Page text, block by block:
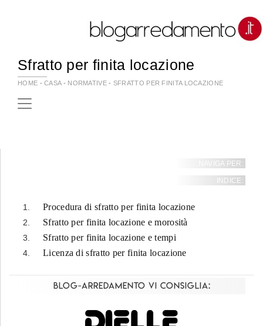
Sfratto per finita locazione
HOME -CASA- NORMATIVE - SFRATTO PER FINITA LOCAZIONE
NAVIGA PER:
INDICE:
Procedura di sfratto per finita locazione
Sfratto per finita locazione e morosità
Sfratto per finita locazione e tempi
Licenza di sfratto per finita locazione
Blog-Arredamento vi consiglia: